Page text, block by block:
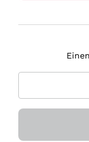
in Deutschland